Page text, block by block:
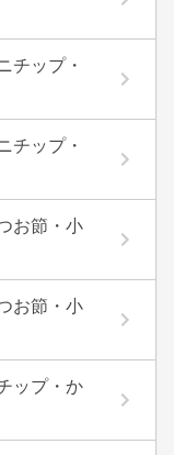
チップ・
チップ・
お節・小
お節・小
ップ・か